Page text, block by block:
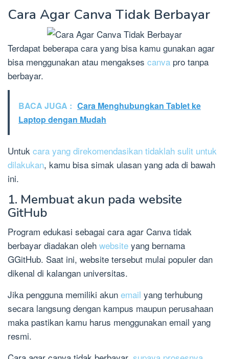
Cara Agar Canva Tidak Berbayar
Terdapat beberapa cara yang bisa kamu gunakan agar
bisa menggunakan atau mengakses canva pro tanpa
berbayar.
BACA JUGA : Cara Menghubungkan Tablet ke
Laptop dengan Mudah
Untuk cara yang direkomendasikan tidaklah sulit untuk
dilakukan, kamu bisa simak ulasan yang ada di bawah
ini.
1. Membuat akun pada website
GitHub
Program edukasi sebagai cara agar Canva tidak
berbayar diadakan oleh website yang bernama
GGitHub. Saat ini, website tersebut mulai populer dan
dikenal di kalangan universitas.
Jika pengguna memiliki akun email yang terhubung
secara langsung dengan kampus maupun perusahaan
maka pastikan kamu harus menggunakan email yang
resmi.